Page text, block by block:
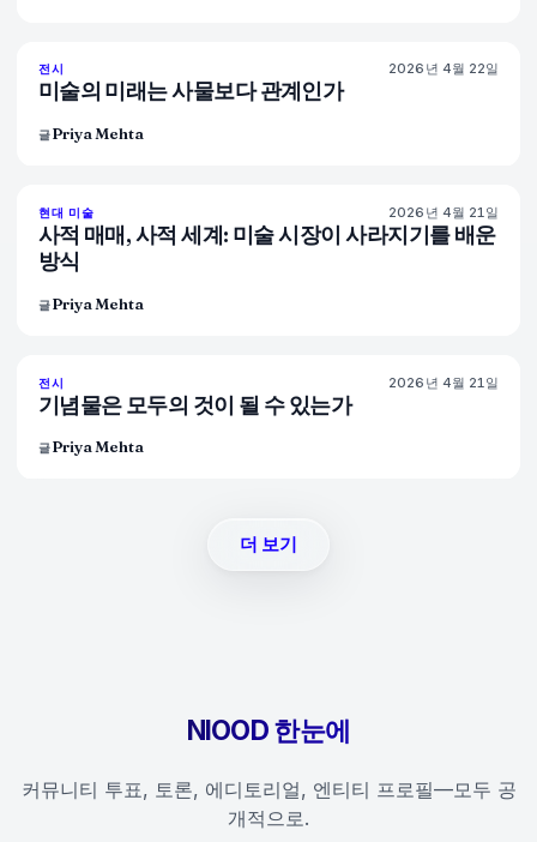
80% 117
전시 2026년 4월 22일
미술의 미래는 사물보다 관계인가
글Priya Mehta
72 % 52
현대 미술 2026년 4월 21일
사적 매매, 사적 세계: 미술 시장이 사라지기를 배운
방식
글Priya Mehta
77% 45
전시 2026년 4월 21일
기념물은 모두의 것이 될 수 있는가
글Priya Mehta
더 보기
NIOOD 한눈에
커뮤니티 투표, 토론, 에디토리얼, 엔티티 프로필—모두 공
개적으로.